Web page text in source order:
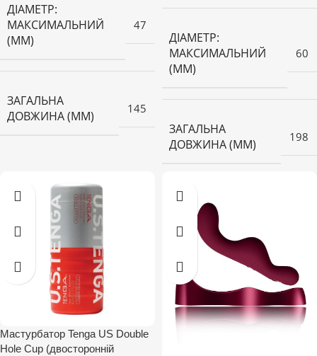
ДІАМЕТР:
МАКСИМАЛЬНИЙ
(ММ)
47
ЗАГАЛЬНА
ДОВЖИНА (ММ)
145
ДІАМЕТР:
МАКСИМАЛЬНИЙ
(ММ)
60
ЗАГАЛЬНА
ДОВЖИНА (ММ)
198
Мастурбатор Tenga US Double
Hole Cup (двосторонній